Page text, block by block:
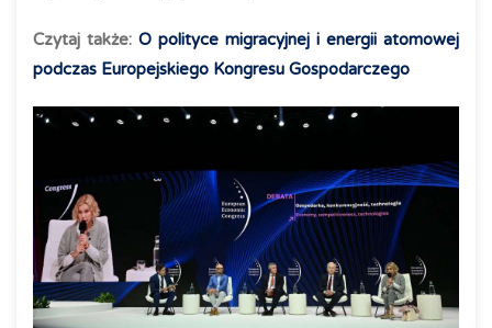
Czytaj także: O polityce migracyjnej i energii atomowej
podczas Europejskiego Kongresu Gospodarczego